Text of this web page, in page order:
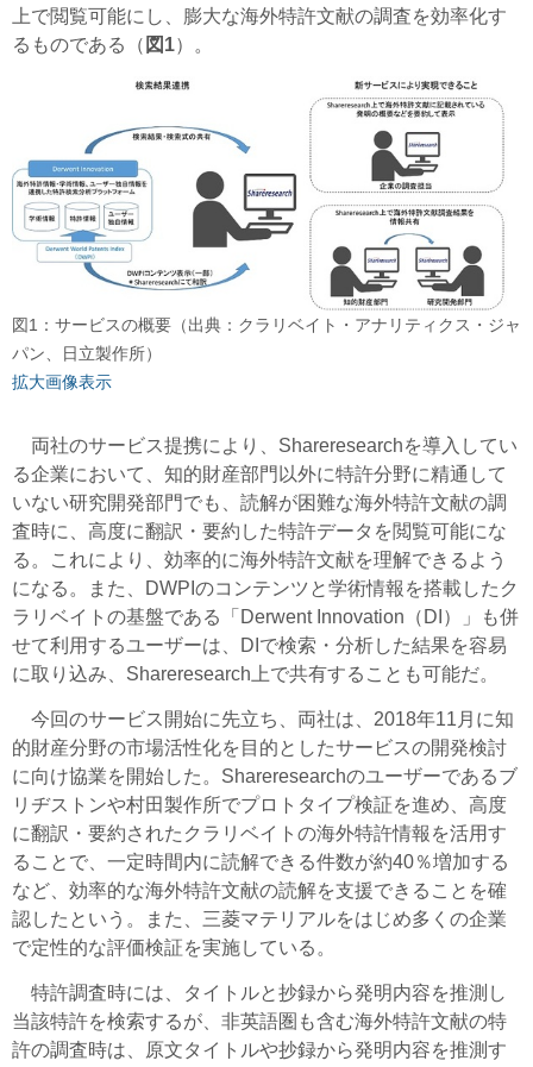
上で閲覧可能にし、膨大な海外特許文献の調査を効率化す
るものである（ 図1）。
図1：サービスの概要（出典：クラリベイト・アナリティクス・ジャ
パン、日立製作所）
拡大画像表示
両社のサービス提携により、Shareresearchを導入してい
る企業において、知的財産部門以外に特許分野に精通して
いない研究開発部門でも、読解が困難な海外特許文献の調
査時に、高度に翻訳・要約した特許データを閲覧可能にな
る。これにより、効率的に海外特許文献を理解できるよう
になる。また、DWPIのコンテンツと学術情報を搭載したク
ラリベイトの基盤である「Derwent Innovation（DI）」も併
せて利用するユーザーは、DIで検索・分析した結果を容易
に取り込み、Shareresearch上で共有することも可能だ。
今回のサービス開始に先立ち、両社は、2018年11月に知
的財産分野の市場活性化を目的としたサービスの開発検討
に向け協業を開始した。Shareresearchのユーザーであるブ
リヂストンや村田製作所でプロトタイプ検証を進め、高度
に翻訳・要約されたクラリベイトの海外特許情報を活用す
ることで、一定時間内に読解できる件数が約40％増加する
など、効率的な海外特許文献の読解を支援できることを確
認したという。また、三菱マテリアルをはじめ多くの企業
で定性的な評価検証を実施している。
特許調査時には、タイトルと抄録から発明内容を推測し
当該特許を検索するが、非英語圏も含む海外特許文献の特
許の調査時は、原文タイトルや抄録から発明内容を推測す